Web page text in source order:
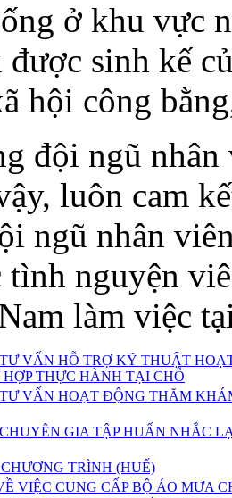
ở khu vực
được sinh kế
hội công
đội ngũ
luôn cam
ngũ nhân
tình nguyện
làm việc
VẤN HỖ TRỢ KỸ THUẬT
THỰC HÀNH TẠI CHỖ
VẤN HOẠT ĐỘNG THĂM
GIA TẬP HUẤN NHẮC
TRÌNH (HUẾ)
VIỆC CUNG CẤP BỘ ÁO MƯA